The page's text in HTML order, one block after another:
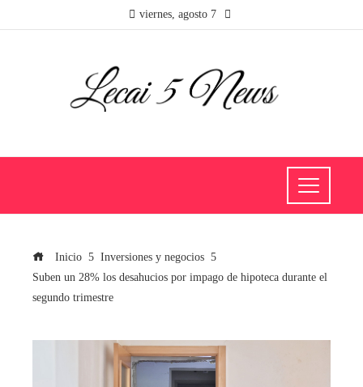
viernes, agosto 7
Inicio
Inversiones y negocios
Suben un 28% los desahucios por impago de hipoteca durante el
segundo trimestre